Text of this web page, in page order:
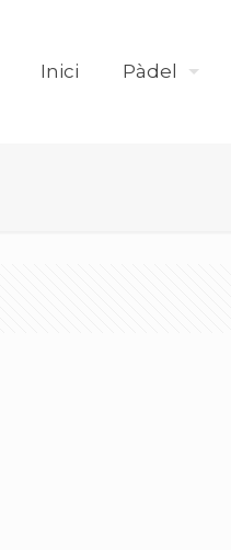
Inici Pàdel